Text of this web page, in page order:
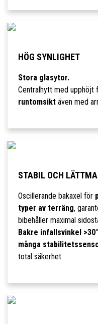
HÖG SYNLIGHET
Stora glasytor.
Centralhytt med upphöjt
runtomsiktäven med
STABIL OCH
Oscillerande bakaxel för
typer av terräng,
bibehåller maximal
Bakre infallsvinkel
många
total säkerhet.